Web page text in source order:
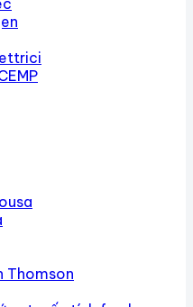
Thomson